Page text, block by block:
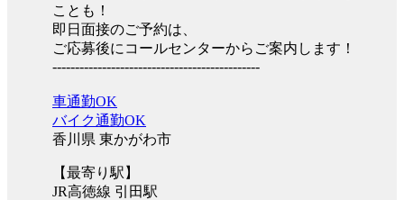
ことも！
即日面接のご予約は、
ご応募後にコールセンターからご案内します！
----------------------------------------------
車通勤OK
バイク通勤OK
香川県 東かがわ市
【最寄り駅】
JR高徳線 引田駅